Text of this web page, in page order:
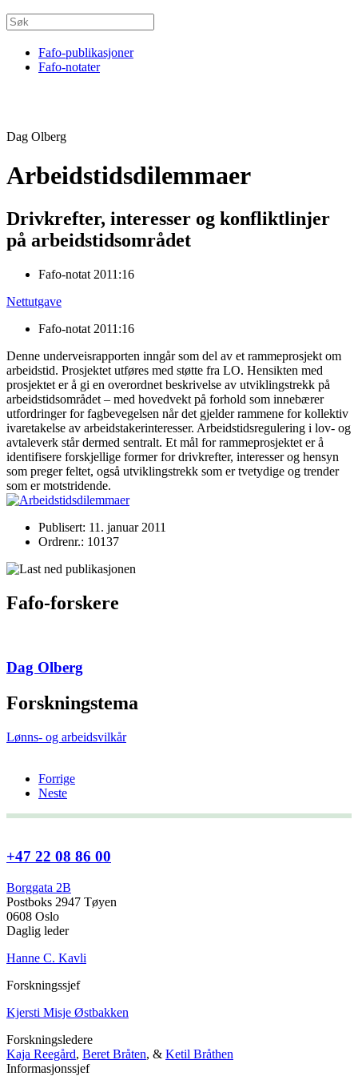
Fafo-publikasjoner
Fafo-notater
Dag Olberg
Arbeidstidsdilemmaer
Drivkrefter, interesser og konfliktlinjer
på arbeidstidsområdet
Fafo-notat 2011:16
Nettutgave
Fafo-notat 2011:16
Denne underveisrapporten inngår som del av et rammeprosjekt om
arbeidstid. Prosjektet utføres med støtte fra LO. Hensikten med
prosjektet er å gi en overordnet beskrivelse av utviklingstrekk på
arbeidstidsområdet – med hovedvekt på forhold som innebærer
utfordringer for fagbevegelsen når det gjelder rammene for kollektiv
ivaretakelse av arbeidstakerinteresser. Arbeidstidsregulering i lov- og
avtaleverk står dermed sentralt. Et mål for rammeprosjektet er å
identifisere forskjellige former for drivkrefter, interesser og hensyn
som preger feltet, også utviklingstrekk som er tvetydige og trender
som er motstridende.
Publisert: 11. januar 2011
Ordrenr.: 10137
Fafo-forskere
Dag Olberg
Forskningstema
Lønns- og arbeidsvilkår
Forrige
Neste
+47 22 08 86 00
Borggata 2B
Postboks 2947 Tøyen
0608 Oslo
Daglig leder
Hanne C. Kavli
Forskningssjef
Kjersti Misje Østbakken
Forskningsledere
Kaja Reegård, Beret Bråten, & Ketil Bråthen
Informasjonssjef